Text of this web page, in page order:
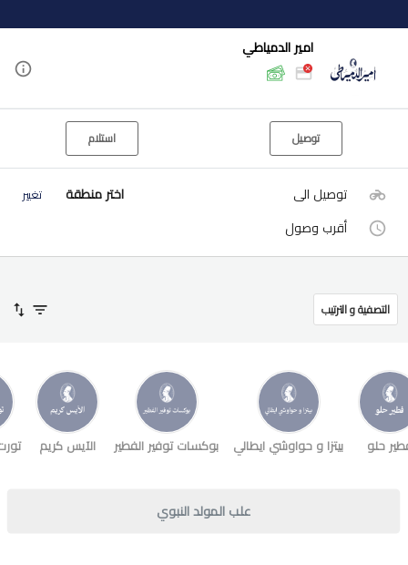
امير الدمياطي
توصيل استلام
توصيل الى اختر منطقة تغيير
أقرب وصول
التصفية و الترتيب
حلو بيتزا و حواوشي ايطالي بوكسات توفير الفطير الآيس كريم
علب المولد النبوي